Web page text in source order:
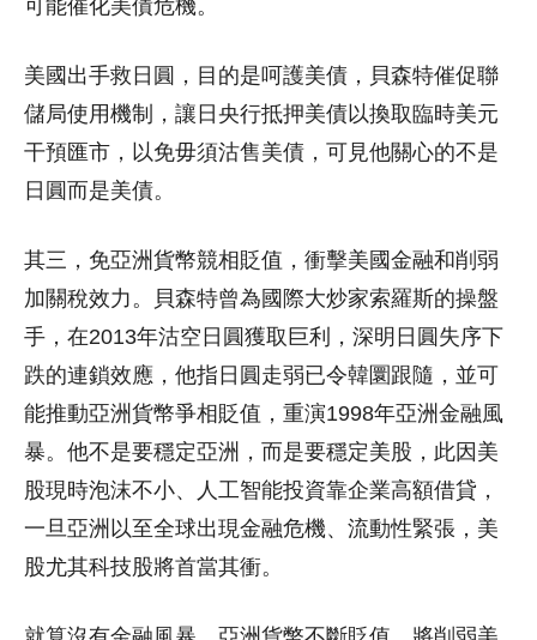
可能催化美債危機。
美國出手救日圓，目的是呵護美債，貝森特催促聯
儲局使用機制，讓日央行抵押美債以換取臨時美元
干預匯市，以免毋須沽售美債，可見他關心的不是
日圓而是美債。
其三，免亞洲貨幣競相貶值，衝擊美國金融和削弱
加關稅效力。貝森特曾為國際大炒家索羅斯的操盤
手，在2013年沽空日圓獲取巨利，深明日圓失序下
跌的連鎖效應，他指日圓走弱已令韓圜跟隨，並可
能推動亞洲貨幣爭相貶值，重演1998年亞洲金融風
暴。他不是要穩定亞洲，而是要穩定美股，此因美
股現時泡沫不小、人工智能投資靠企業高額借貸，
一旦亞洲以至全球出現金融危機、流動性緊張，美
股尤其科技股將首當其衝。